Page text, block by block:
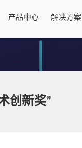
产品中心 解决方案
创新奖”